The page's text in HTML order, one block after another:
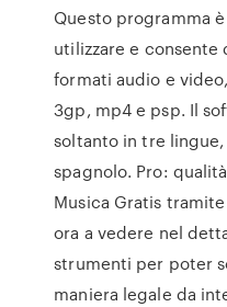
Questo programma
utilizzare e consente
formati audio e
3gp, mp4 e psp. Il
soltanto in tre
spagnolo. Pro:
Musica Gratis
ora a vedere nel
strumenti per poter
maniera legale da